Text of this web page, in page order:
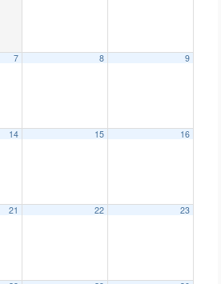
7 8 9
14 15 16
21 22 23